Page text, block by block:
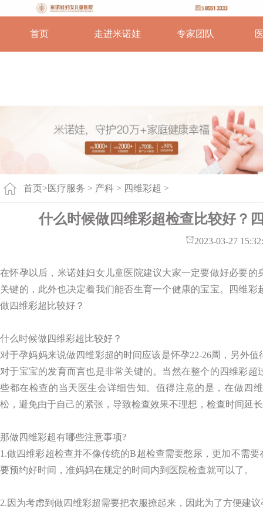
首页 走进米诺娃 专家团队
首页>医疗服务 > 产科 > 四维彩超 >
什么时候做四维彩超检查比较好？
2023-03-27
在怀孕以后，米诺娃妇女儿童医院建议大家一定要做好必要
关键的，此外也决定着我们能否生育一个健康的宝宝。四维
做四维彩超比较好？
什么时候做四维彩超比较好？
对于孕妈妈来说做四维彩超的时间应该是怀孕22-26周，另外
对于宝宝的发育而言也是非常关键的。当然在整个的四维彩
些都在检查的当天医生会详细告知。值得注意的是，在做四
松，避免由于自己的紧张，导致检查效果不理想，检查时间延
那做四维彩超有哪些注意事项?
1.做四维彩超检查并不像传统的B超检查需要憋尿，更加不需
要预约好时间，准妈妈在规定的时间内到医院检查就可以了。
2.因为考虑到做四维彩超需要把衣服撩起来，因此为了方便建